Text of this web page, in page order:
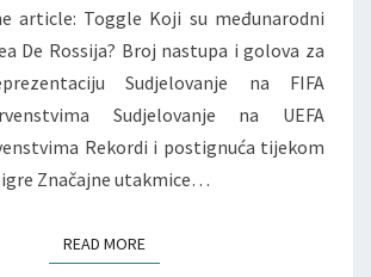
article: Toggle Koji su međunarodni
De Rossija? Broj nastupa i golova za
Sudjelovanje na FIFA
Sudjelovanje na UEFA
Rekordi i postignuća tijekom
Značajne utakmice…
READ MOREREAD MORE